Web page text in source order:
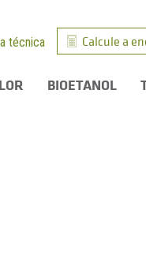
técnica Calcule a
BIOETANOL